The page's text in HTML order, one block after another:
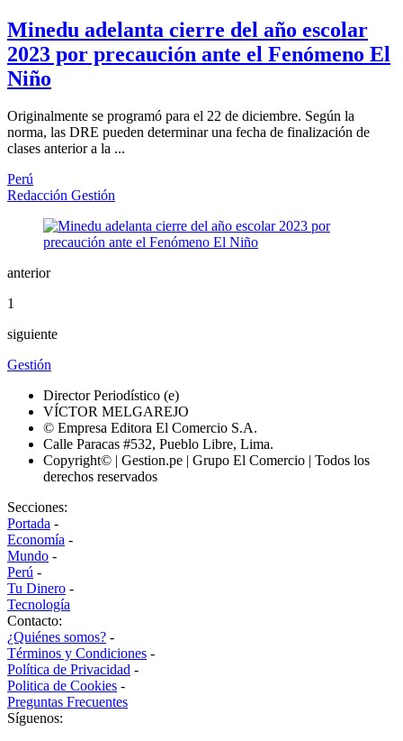
Minedu adelanta cierre del año escolar
2023 por precaución ante el Fenómeno El
Niño
Originalmente se programó para el 22 de diciembre. Según la
norma, las DRE pueden determinar una fecha de finalización de
clases anterior a la ...
Perú
Redacción Gestión
anterior
1
siguiente
Gestión
Director Periodístico (e)
VÍCTOR MELGAREJO
© Empresa Editora El Comercio S.A.
Calle Paracas #532, Pueblo Libre, Lima.
Copyright© | Gestion.pe | Grupo El Comercio | Todos los
derechos reservados
Secciones:
Portada -
Economía -
Mundo -
Perú -
Tu Dinero -
Tecnología
Contacto:
¿Quiénes somos? -
Términos y Condiciones -
Política de Privacidad -
Politica de Cookies -
Preguntas Frecuentes
Síguenos: